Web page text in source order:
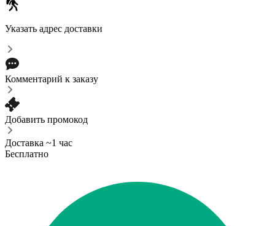
Указать адрес доставки
Комментарий к заказу
Добавить промокод
Доставка ~1 час
Бесплатно